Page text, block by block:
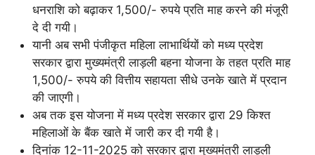
धनराशि को बढ़ाकर 1,500/- रुपये प्रति माह करने की मंजूरी
दे दी गयी।
यानी अब सभी पंजीकृत महिला लाभार्थियों को मध्य प्रदेश
सरकार द्वारा मुख्यमंत्री लाड़ली बहना योजना के तहत प्रति माह
1,500/- रुपये की वित्तीय सहायता सीधे उनके खाते में प्रदान
की जाएगी।
अब तक इस योजना में मध्य प्रदेश सरकार द्वारा 29 किश्त
महिलाओं के बैंक खाते में जारी कर दी गयी है।
दिनांक 12-11-2025 को सरकार द्वारा मुख्यमंत्री लाड़ली